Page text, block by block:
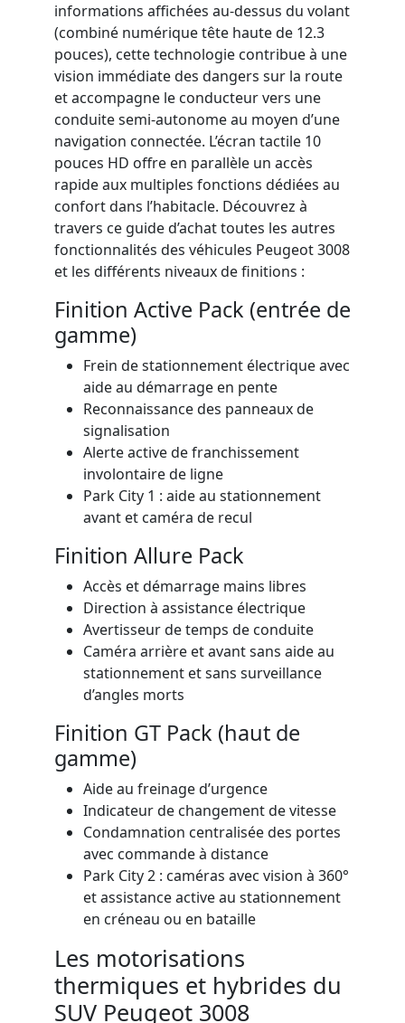
informations affichées au-dessus du volant
(combiné numérique tête haute de 12.3
pouces), cette technologie contribue à une
vision immédiate des dangers sur la route
et accompagne le conducteur vers une
conduite semi-autonomeau moyen d’une
navigation connectée. L’écran tactile 10
pouces HD offre en parallèle un accès
rapide aux multiples fonctions dédiées au
confort dans l’habitacle. Découvrez à
travers ce guide d’achattoutes les autres
fonctionnalités des véhicules Peugeot 3008
et les différents niveaux definitions :
Finition Active Pack (entrée de
gamme)
Frein de stationnement électrique avec
aide au démarrage en pente
Reconnaissance des panneaux de
signalisation
Alerte active de franchissement
involontaire de ligne
Park City 1 : aide au stationnement
avant et caméra de recul
Finition Allure Pack
Accès et démarrage mains libres
Direction à assistance électrique
Avertisseur de temps de conduite
Caméra arrière et avant sans aide au
stationnement et sans surveillance
d’angles morts
Finition GT Pack (haut de
gamme)
Aide au freinage d’urgence
Indicateur de changement de vitesse
Condamnation centralisée des portes
avec commande à distance
Park City 2 : caméras avec vision à 360°
et assistance active au stationnement
en créneau ou en bataille
Les motorisations
thermiques et hybrides du
SUV Peugeot 3008